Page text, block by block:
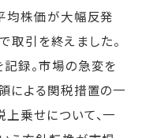
均株価が大幅反発
取引を終えました。
録。市場の急変を
による関税措置の一
乗せについて、一